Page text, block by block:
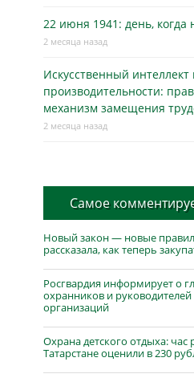
22 июня 1941: день, когда
2 месяца назад
Искусственный интеллект
производительности:
механизм замещения
2 месяца назад
Самое
Новый закон — новые
рассказала, как теперь
Росгвардия информирует о
охранников и
организаций
Охрана детского отдыха: час
Татарстане оценили в 230